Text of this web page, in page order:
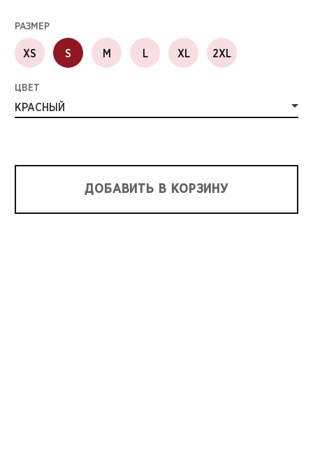
РАЗМЕР
XS S M L XL 2XL
ЦВЕТ
КРАСНЫЙ
ДОБАВИТЬ В КОРЗИНУ